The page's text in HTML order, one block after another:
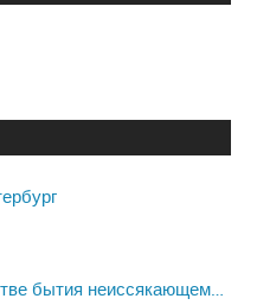
бытия неиссякающем…